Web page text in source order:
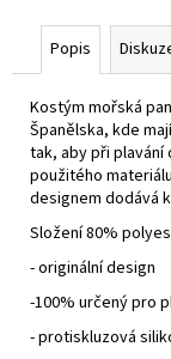
Popis
Kostým mořská
Španělska, kde
tak, aby při plavání
použitého
designem dodává
Složení 80%
- originální design
-100% určený pro
- protiskluzová